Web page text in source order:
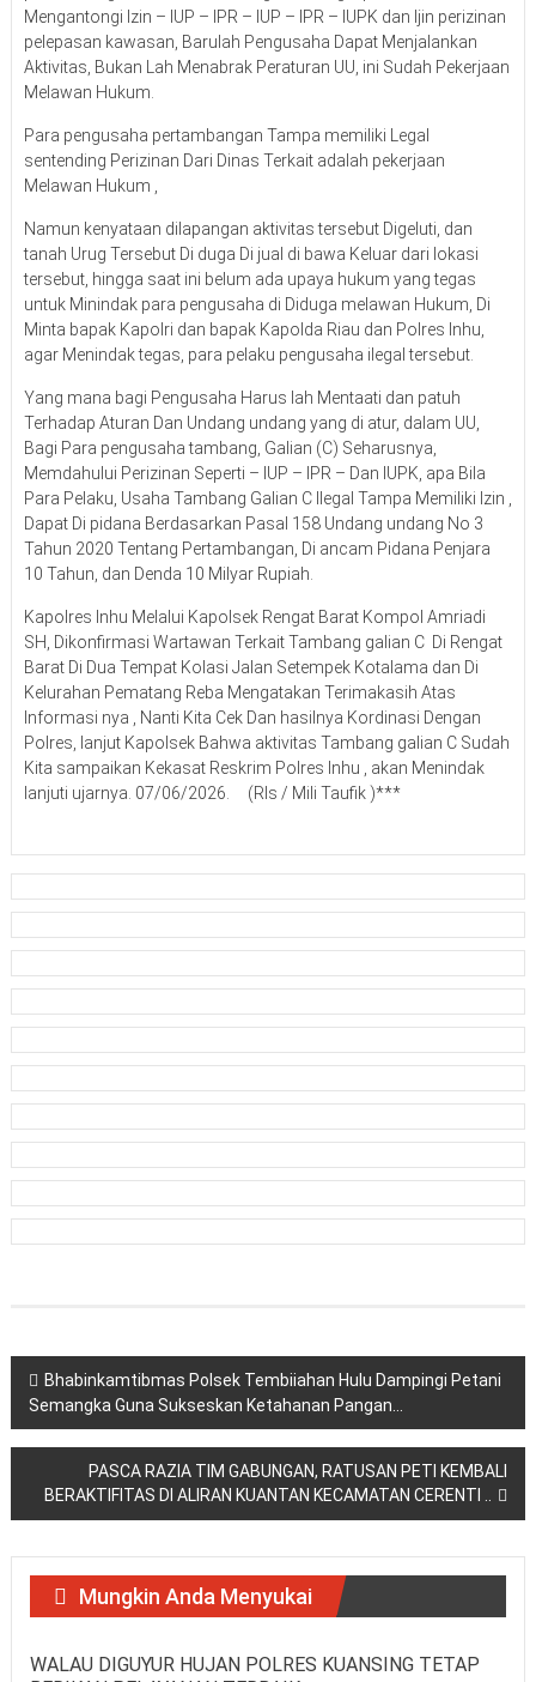
Mengantongi Izin – IUP – IPR – IUP – IPR – IUPK dan Ijin perizinan
pelepasan kawasan, Barulah Pengusaha Dapat Menjalankan
Aktivitas, Bukan Lah Menabrak Peraturan UU, ini Sudah Pekerjaan
Melawan Hukum.
Para pengusaha pertambangan Tampa memiliki Legal
sentending Perizinan Dari Dinas Terkait adalah pekerjaan
Melawan Hukum ,
Namun kenyataan dilapangan aktivitas tersebut Digeluti, dan
tanah Urug Tersebut Di duga Di jual di bawa Keluar dari lokasi
tersebut, hingga saat ini belum ada upaya hukum yang tegas
untuk Minindak para pengusaha di Diduga melawan Hukum, Di
Minta bapak Kapolri dan bapak Kapolda Riau dan Polres Inhu,
agar Menindak tegas, para pelaku pengusaha ilegal tersebut.
Yang mana bagi Pengusaha Harus lah Mentaati dan patuh
Terhadap Aturan Dan Undang undang yang di atur, dalam UU,
Bagi Para pengusaha tambang, Galian (C) Seharusnya,
Memdahului Perizinan Seperti – IUP – IPR – Dan IUPK, apa Bila
Para Pelaku, Usaha Tambang Galian C Ilegal Tampa Memiliki Izin ,
Dapat Di pidana Berdasarkan Pasal 158 Undang undang No 3
Tahun 2020 Tentang Pertambangan, Di ancam Pidana Penjara
10 Tahun, dan Denda 10 Milyar Rupiah.
Kapolres Inhu Melalui Kapolsek Rengat Barat Kompol Amriadi
SH, Dikonfirmasi Wartawan Terkait Tambang galian C Di Rengat
Barat Di Dua Tempat Kolasi Jalan Setempek Kotalama dan Di
Kelurahan Pematang Reba Mengatakan Terimakasih Atas
Informasi nya , Nanti Kita Cek Dan hasilnya Kordinasi Dengan
Polres, lanjut Kapolsek Bahwa aktivitas Tambang galian C Sudah
Kita sampaikan Kekasat Reskrim Polres Inhu , akan Menindak
lanjuti ujarnya. 07/06/2026. (Rls / Mili Taufik )***
Navigasi
pos
Bhabinkamtibmas Polsek Tembiiahan Hulu Dampingi Petani
Semangka Guna Sukseskan Ketahanan Pangan…
PASCA RAZIA TIM GABUNGAN, RATUSAN PETI KEMBALI
BERAKTIFITAS DI ALIRAN KUANTAN KECAMATAN CERENTI ..
Mungkin Anda Menyukai
WALAU DIGUYUR HUJAN POLRES KUANSING TETAP